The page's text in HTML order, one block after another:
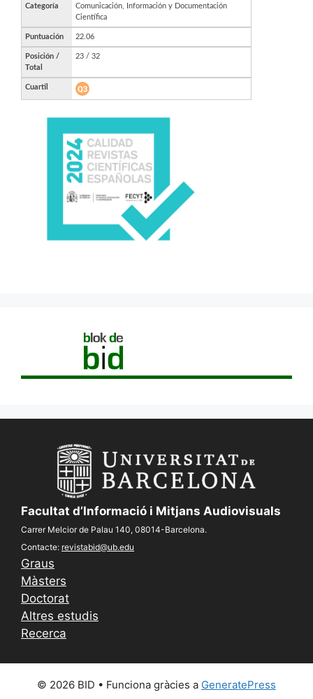
Facultat d’Informació i Mitjans Audiovisuals
Carrer Melcior de Palau 140, 08014-Barcelona.
Contacte: revistabid@ub.edu
Graus
Màsters
Doctorat
Altres estudis
Recerca
© 2026 BID • Funciona gràcies a GeneratePress